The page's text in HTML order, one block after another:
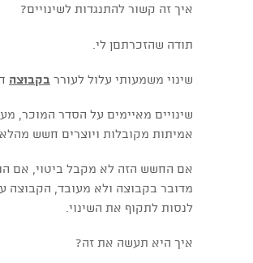
איך זה קשור להתנגדות לשינויים?
תודה שהזכרתםן לי.
שינוי משמעותי עלול לעורר בקבוצה
שינויים מאיימים על הסדר המוכר,
אמיתות מקובלות ויוצרים חשש
אם החשש הזה לא מקבל ביטוי, אם
מדובר בקבוצה ולא מעובד, הקבוצה
לנסות לתקוף את השינוי.
איך היא תעשה את זה?